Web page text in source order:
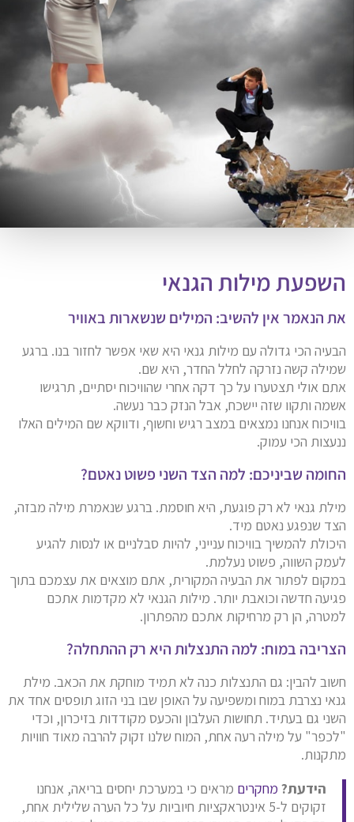
השפעת מילות הגנאי
את הנאמר אין להשיב: המילים שנשארות באוויר
הבעיה הכי גדולה עם מילות גנאי היא שאי אפשר לחזור בנו. ברגע
שמילה קשה נזרקה לחלל החדר, היא שם.
אתם אולי תצטערו על כך דקה אחרי שהוויכוח יסתיים, תרגישו
אשמה ותקוו שזה יישכח, אבל הנזק כבר נעשה.
בוויכוח אנחנו נמצאים במצב רגיש וחשוף, ודווקא שם המילים האלו
ננעצות הכי עמוק.
החומה שביניכם: למה הצד השני פשוט נאטם?
מילת גנאי לא רק פוגעת, היא חוסמת. ברגע שנאמרת מילה מבזה,
הצד שנפגע נאטם מיד.
היכולת להמשיך בוויכוח ענייני, להיות סבלניים או לנסות להגיע
לעמק השווה, פשוט נעלמת.
במקום לפתור את הבעיה המקורית, אתם מוצאים את עצמכם בתוך
פגיעה חדשה וכואבת יותר. מילות הגנאי לא מקדמות אתכם
למטרה, הן רק מרחיקות אתכם מהפתרון.
הצריבה במוח: למה התנצלות היא רק ההתחלה?
חשוב להבין: גם התנצלות כנה לא תמיד מוחקת את הכאב. מילת
גנאי נצרבת במוח ומשפיעה על האופן שבו בני הזוג תופסים אחד את
השני גם בעתיד. תחושות העלבון והכעס מקודדות בזיכרון, וכדי
"לכפר" על מילה רעה אחת, המוח שלנו זקוק להרבה מאוד חוויות
מתקנות.
הידעת? מחקרים מראים כי במערכת יחסים בריאה, אנחנו
זקוקים ל-5 אינטראקציות חיוביות על כל הערה שלילית אחת,